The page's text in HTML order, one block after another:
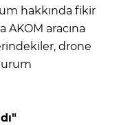
hakkında fikir
AKOM aracına
drone